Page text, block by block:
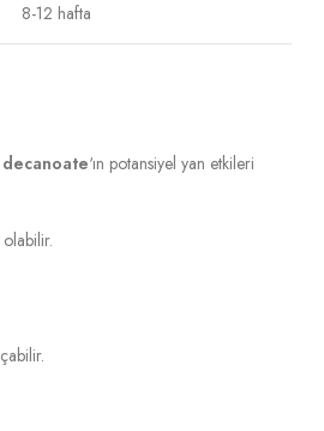
8-12 hafta
‘ın potansiyel yan etkileri